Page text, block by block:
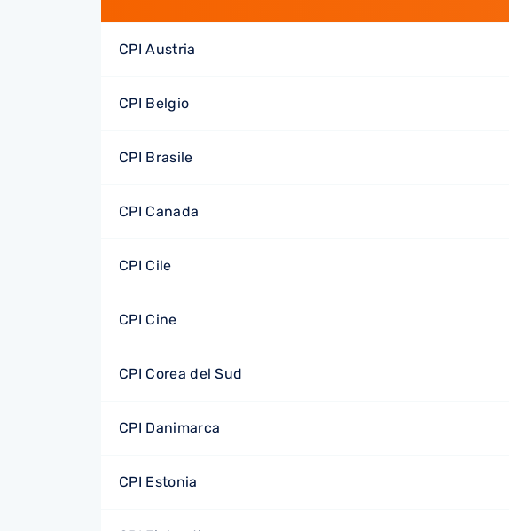
CPI Austria
CPI Belgio
CPI Brasile
CPI Canada
CPI Cile
CPI Cine
CPI Corea del Sud
CPI Danimarca
CPI Estonia